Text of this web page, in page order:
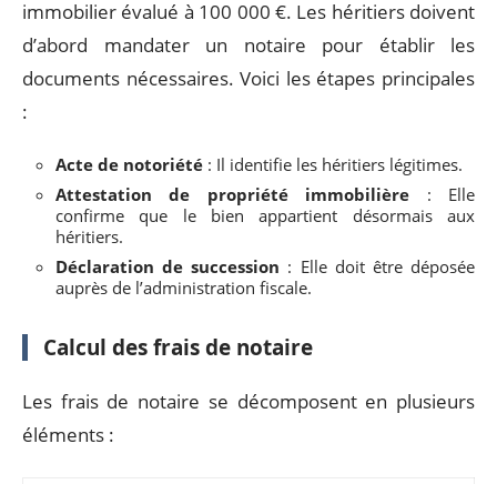
immobilier évalué à 100 000 €. Les héritiers doivent
d’abord mandater un notaire pour établir les
documents nécessaires. Voici les étapes principales
:
Acte de notoriété : Il identifie les héritiers légitimes.
Attestation de propriété immobilière : Elle
confirme que le bien appartient désormais aux
héritiers.
Déclaration de succession : Elle doit être déposée
auprès de l’administration fiscale.
Calcul des frais de notaire
Les frais de notaire se décomposent en plusieurs
éléments :